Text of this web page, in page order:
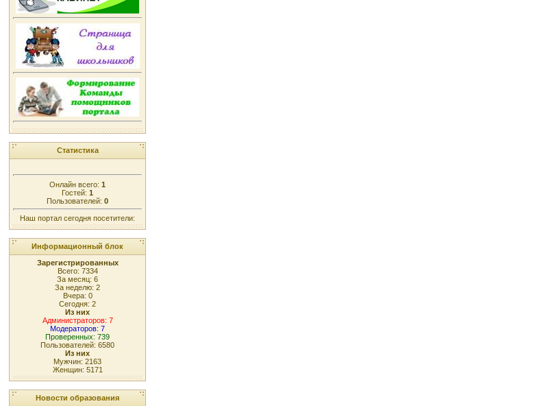
Статистика
Онлайн всего: 1
Гостей: 1
Пользователей: 0
Наш портал сегодня посетители:
Информационный блок
Зарегистрированных
Всего: 7334
За месяц: 6
За неделю: 2
Вчера: 0
Сегодня: 2
Из них
Администраторов: 7
Модераторов: 7
Проверенных: 739
Пользователей: 6580
Из них
Мужчин: 2163
Женщин: 5171
Новости образования